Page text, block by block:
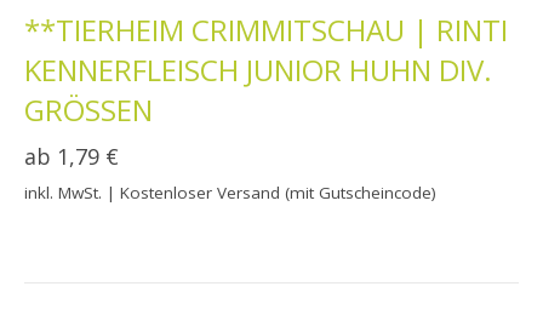
**TIERHEIM CRIMMITSCHAU | RINTI
KENNERFLEISCH JUNIOR HUHN DIV.
GRÖSSEN
ab 1,79 €
inkl. MwSt. | Kostenloser Versand (mit Gutscheincode)